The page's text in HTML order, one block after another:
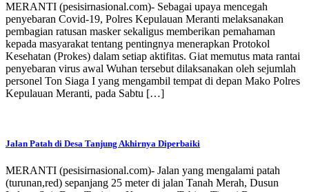
MERANTI (pesisirnasional.com)- Sebagai upaya mencegah
penyebaran Covid-19, Polres Kepulauan Meranti melaksanakan
pembagian ratusan masker sekaligus memberikan pemahaman
kepada masyarakat tentang pentingnya menerapkan Protokol
Kesehatan (Prokes) dalam setiap aktifitas. Giat memutus mata rantai
penyebaran virus awal Wuhan tersebut dilaksanakan oleh sejumlah
personel Ton Siaga I yang mengambil tempat di depan Mako Polres
Kepulauan Meranti, pada Sabtu […]
Jalan Patah di Desa Tanjung Akhirnya Diperbaiki
MERANTI (pesisirnasional.com)- Jalan yang mengalami patah
(turunan,red) sepanjang 25 meter di jalan Tanah Merah, Dusun